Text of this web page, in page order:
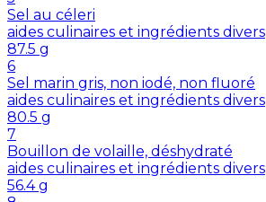
Sel au céleri
aides culinaires et ingrédients divers
87.5 g
6
Sel marin gris, non iodé, non fluoré
aides culinaires et ingrédients divers
80.5 g
7
Bouillon de volaille, déshydraté
aides culinaires et ingrédients divers
56.4 g